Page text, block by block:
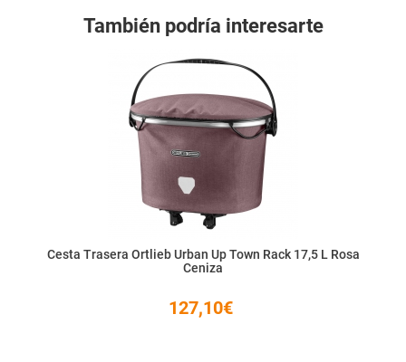
También podría interesarte
Cesta Trasera Ortlieb Urban Up Town Rack 17,5 L Rosa
Ceniza
127,10€